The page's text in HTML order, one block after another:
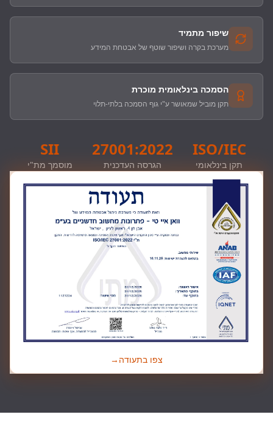
שיפור מתמיד
מערכת בקרה ושיפור שוטף של אבטחת המידע
הסמכה בינלאומית מוכרת
תקן מוביל שמאושר ע"י גוף הסמכה בלתי-תלוי
ISO/IEC
תקן בינלאומי
27001:2022
הגרסה העדכנית
SII
מוסמך מת"י
צפו בתעודה →